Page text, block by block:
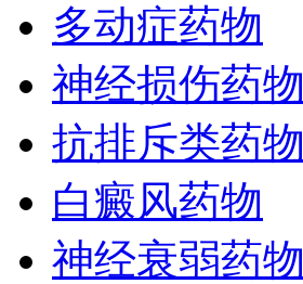
多动症药物
神经损伤药物
抗排斥类药物
白癜风药物
神经衰弱药物